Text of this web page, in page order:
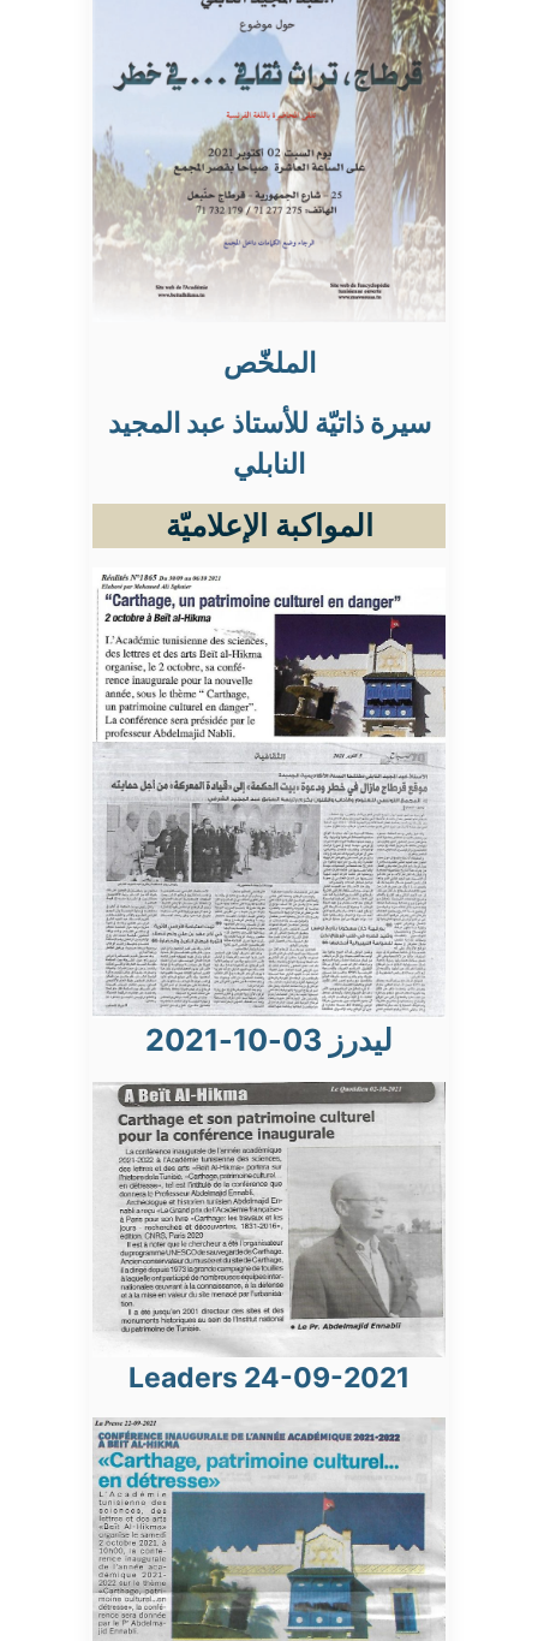
الملخّص
سيرة ذاتيّة للأستاذ عبد المجيد
النابلي
المواكبة الإعلاميّة
ليدرز 03-10-2021
Leaders 24-09-2021